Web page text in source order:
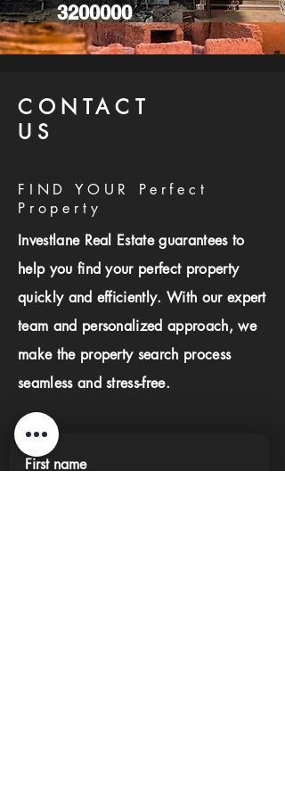
3200000
CONTACT
US
FIND YOUR Perfect
Property
Investlane Real Estate guarantees to
help you find your perfect property
quickly and efficiently. With our expert
team and personalized approach, we
make the property search process
seamless and stress-free.
First name